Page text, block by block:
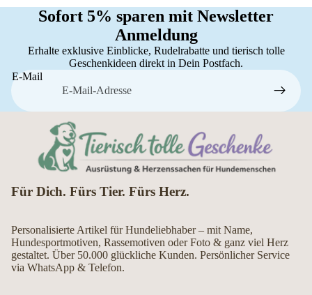
Sofort 5% sparen mit Newsletter
Anmeldung
Erhalte exklusive Einblicke, Rudelrabatte und tierisch tolle
Geschenkideen direkt in Dein Postfach.
E-Mail
Für Dich. Fürs Tier. Fürs Herz.
Personalisierte Artikel für Hundeliebhaber – mit Name,
Hundesportmotiven, Rassemotiven oder Foto & ganz viel Herz
gestaltet. Über 50.000 glückliche Kunden. Persönlicher Service
via WhatsApp & Telefon.